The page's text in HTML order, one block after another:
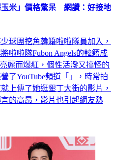
玉米」價格驚呆 網讚：好接地
球團挖角韓籍啦啦隊員加入，
啦啦隊Fubon Angels的韓籍成
麗而爆紅，個性活潑又搞怪的
了YouTube頻道「」，時常拍
上傳了她逛墾丁大街的影片，
的高昂，影片也引起網友熱